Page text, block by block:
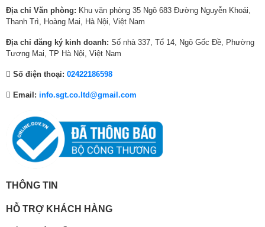
Chất lượng hình ảnh tuyệt vời – Full Array Local Dimming
của đèn LED này, nhờ đó các chi tiết đều hiển thị ngoạn mục trên màn
chính xác cao và kiểm soát độ tương phản tốt hơn, mang lại hình ảnh
sắc nét và sống động hơn.
Tổng công suất loa: 20W
Bảo hành 36 tháng
Xuất xứ Thái Lan
.,
0
0
0
.
.,
0
0
0
0
0
Địa chỉ Văn phòng: Khu văn phòng 35 Ngõ 683 Đường Nguyễn Khoái,
Thanh Trì, Hoàng Mai, Hà Nội, Việt Nam
Địa chỉ đăng ký kinh doanh: Số nhà 337, Tổ 14, Ngõ Gốc Đề, Phường
Tương Mai, TP Hà Nội, Việt Nam
Số điện thoại: 02422186598
Email: info.sgt.co.ltd@gmail.com
THÔNG TIN
HỖ TRỢ KHÁCH HÀNG